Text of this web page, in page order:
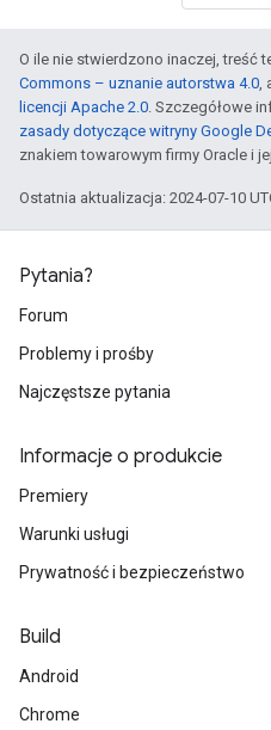
O ile nie stwierdzono inaczej, treść
Commons – uznanie autorstwa 4.0,
licencji Apache 2.0. Szczegółowe
zasady dotyczące witryny Google
znakiem towarowym firmy Oracle i
Ostatnia aktualizacja: 2024-07-10
Pytania?
Forum
Problemy i prośby
Najczęstsze pytania
Informacje o produkcie
Premiery
Warunki usługi
Prywatność i bezpieczeństwo
Build
Android
Chrome